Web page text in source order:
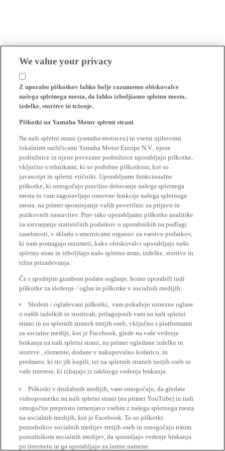
We value your privacy
Z uporabo piškotkov lahko bolje razumemo obiskovalce
našega spletnega mesta, da lahko izboljšamo spletno mesto,
izdelke, storitve in trženje.
Piškotki na Yamaha Motor spletni strani
Na naši spletni strani (yamaha-motor.eu) in vsemi njihovimi
lokalnimi različicami Yamaha Motor Europe N.V., njene
podružnice in njene povezane podružnice uporabljajo piškotke,
vključno s tehnikami, ki so podobne piškotkom, kot so
javascript in spletni vtičniki. Uporabljamo funkcionalne
piškotke, ki omogočajo pravilno delovanje našega spletnega
mesta in vam zagotavljajo osnovne funkcije našega spletnega
mesta, na primer spominjanje vaših poverilnic za prijavo in
jezikovnih nastavitev. Prav tako uporabljamo piškotke analitike
za ustvarjanje statističnih podatkov o uporabnikih na podlagi
zasebnosti, v skladu s smernicami organov za varstvo podatkov,
ki nam pomagajo razumeti, kako obiskovalci uporabljajo našo
spletno stran in izboljšajo našo spletno stran, izdelke, storitve in
tržna prizadevanja.
Če s spodnjim gumbom podate soglasje, bomo uporabili tudi
piškotke za sledenje / oglas in piškotke v socialnih medijih:
Sledeni / oglaševani piškotki, vam pokažejo ustrezne oglase
o naših izdelkih in storitvah, prilagojenih vam na naši spletni
strani in na spletnih straneh tretjih oseb, vključno s platformami
za socialne medije, kot je Facebook, glede na vaše vedenje
brskanja na naši spletni strani, na primer ogledane izdelke in
storitve , elemente, dodane v nakupovalno košarico, in
predmete, ki ste jih kupili, ter na spletnih straneh tretjih oseb in
vaše interese, ki izhajajo iz takšnega vedenja brskanja.
Piškotki v družabnih medijih, vam omogočajo, da gledate
videoposnetke na naši spletni strani (na primer YouTube) in tudi
omogočite preprosto izmenjavo vsebin z našega spletnega mesta
na socialnih medijih, kot je Facebook. To so piškotki
ponudnikov socialnih medijev tretjih oseb in omogočajo tistim
ponudnikom socialnih medijev, da spremljajo vedenje brskanja
po internetu in ga uporabljajo za lastne namene.